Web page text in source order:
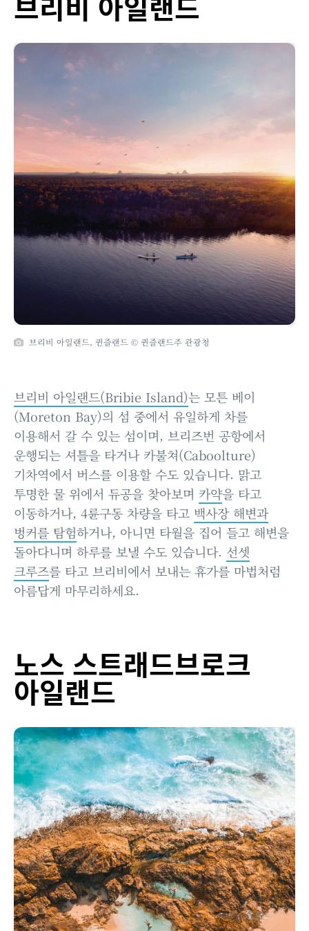
브리비 아일랜드, 퀸즐랜드 © 퀸즐랜드주 관광청
브리비 아일랜드(Bribie Island)는 모튼 베이
(Moreton Bay)의 섬 중에서 유일하게 차를
이용해서 갈 수 있는 섬이며, 브리즈번 공항에서
운행되는 셔틀을 타거나 카불쳐(Caboolture)
기차역에서 버스를 이용할 수도 있습니다. 맑고
투명한 물 위에서 듀공을 찾아보며 카약을 타고
이동하거나, 4륜구동 차량을 타고 백사장 해변과
벙커를 탐험하거나, 아니면 타월을 집어 들고 해변을
돌아다니며 하루를 보낼 수도 있습니다. 선셋
크루즈를 타고 브리비에서 보내는 휴가를 마법처럼
아름답게 마무리하세요.
노스 스트래드브로크
아일랜드